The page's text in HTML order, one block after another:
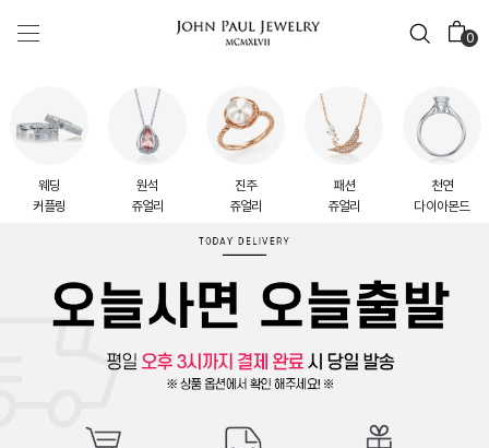
0
웨딩
커플링
원석
쥬얼리
진주
쥬얼리
패션
쥬얼리
천연
다이아몬드